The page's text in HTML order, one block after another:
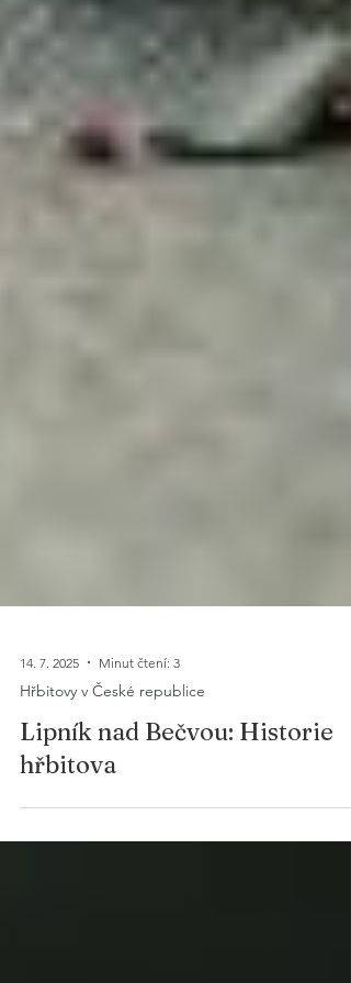
14. 7. 2025 Minut čtení: 3
Hřbitovy v České republice
Lipník nad Bečvou: Historie
hřbitova